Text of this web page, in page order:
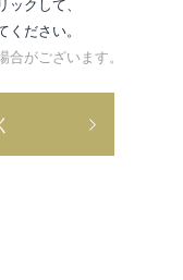
ックして、
ください。
がございます。